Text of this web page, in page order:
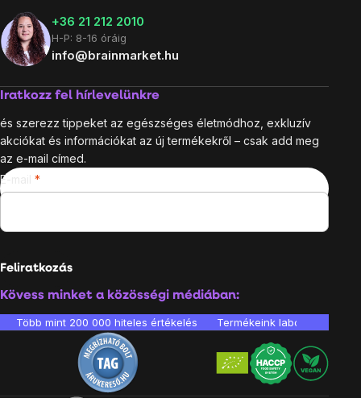
+36 21 212 2010
H-P: 8-16 óráig
info@brainmarket.hu
Iratkozz fel hírlevelünkre
és szerezz tippeket az egészséges életmódhoz, exkluzív
akciókat és információkat az új termékekről – csak add meg
az e-mail címed.
E-mail
Feliratkozás
Kövess minket a közösségi médiában:
Több mint 200 000 hiteles értékelés Termékeink